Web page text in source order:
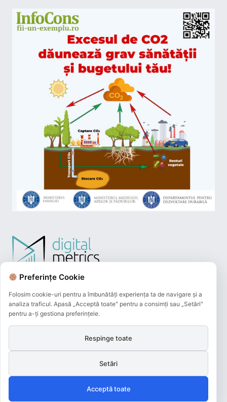
Plățile online efectuate pe acest site
și beneficiază de 3D-Secure.
Preferințe Cookie
Folosim cookie-uri pentru a îmbunătăți experiența ta de navigare și a
analiza traficul. Apasă „Acceptă toate" pentru a consimți sau „Setări"
pentru a-ți gestiona preferințele.
Respinge toate
Setări
Acceptă toate